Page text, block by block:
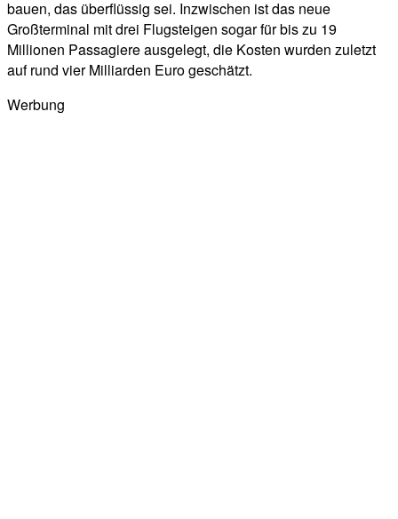
bauen, das überflüssig sei. Inzwischen ist das neue
Großterminal mit drei Flugsteigen sogar für bis zu 19
Millionen Passagiere ausgelegt, die Kosten wurden zuletzt
auf rund vier Milliarden Euro geschätzt.
Werbung